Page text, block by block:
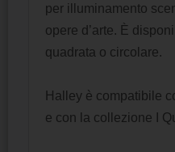
per illuminamento
opere d’arte. È
quadrata o circolare.
Halley è compatibile
e con la collezione I